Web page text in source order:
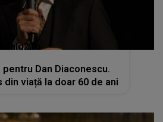
kanald2.ro
Dan Diaconescu.
din viață la doar 60 de ani